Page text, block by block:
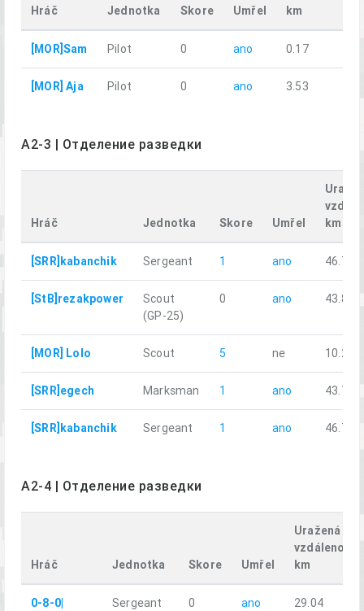
Hráč Jednotka Skore Umřel
km
[MOR]Sam Pilot 0 ano 0.17
[MOR] Aja Pilot 0 ano 3.53
A2-3 | Отделение разведки
Hráč Jednotka Skore Umřel
km
[SRR]kabanchik Sergeant 1 ano 46.74
[StB]rezakpower
Scout
(GP-25)
0 ano 43.80
[MOR] Lolo Scout 5 ne 10.23
[SRR]egech Marksman 1 ano 43.77
[SRR]kabanchik Sergeant 1 ano 46.74
A2-4 | Отделение разведки
Hráč Jednotka Skore Umřel
Uražená
vzdálenost,
km
0-8-0|
Sergeant 0 ano 29.04